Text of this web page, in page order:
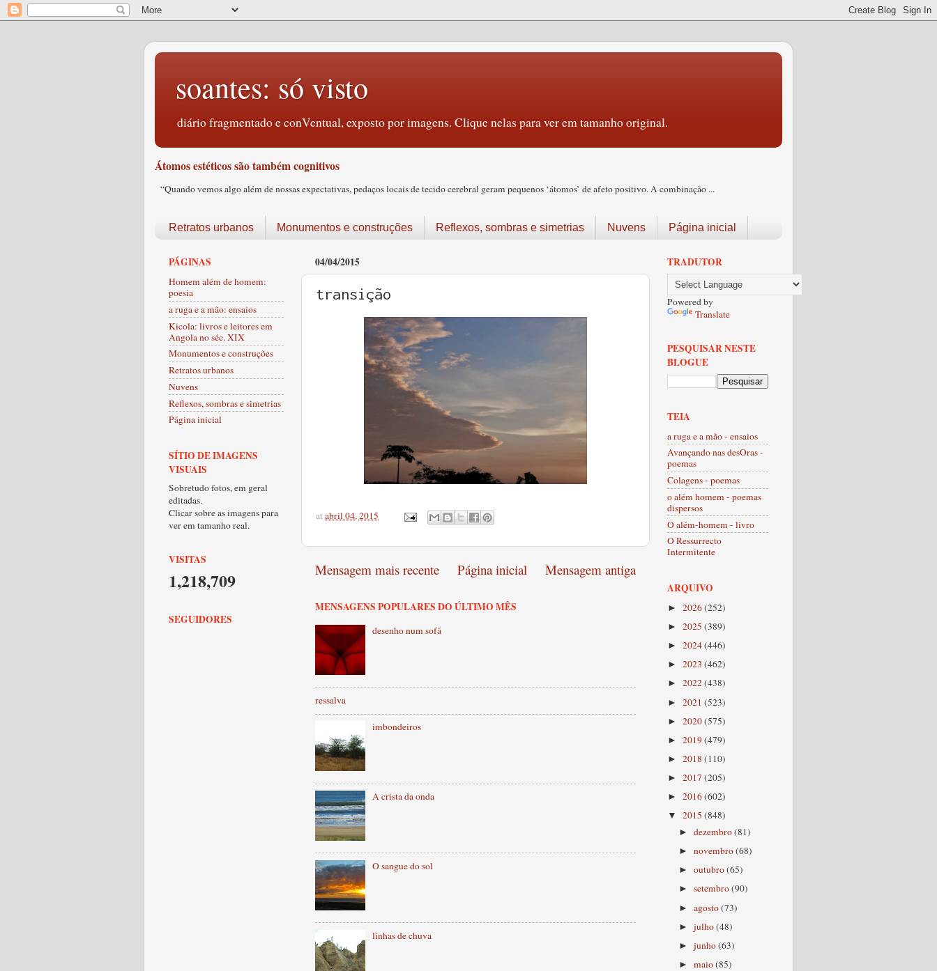
soantes: só visto
diário fragmentado e conVentual, exposto por imagens. Clique nelas para ver em tamanho original.
Átomos estéticos são também cognitivos
“Quando vemos algo além de nossas expectativas, pedaços locais de tecido cerebral geram pequenos ‘átomos’ de afeto positivo. A combinação ...
Retratos urbanos Monumentos e construções Reflexos, sombras e simetrias Nuvens Página inicial
04/04/2015
transição
atabril 04, 2015
Mensagem mais recente Mensagem antiga
Página inicial
MENSAGENS POPULARES DO ÚLTIMO MÊS
desenho num sofá
ressalva
imbondeiros
A crista da onda
O sangue do sol
linhas de chuva
PÁGINAS
Homem além de homem:
poesia
a ruga e a mão: ensaios
Kicola: livros e leitores em
Angola no séc. XIX
Monumentos e construções
Retratos urbanos
Nuvens
Reflexos, sombras e simetrias
Página inicial
SÍTIO DE IMAGENS
VISUAIS
Sobretudo fotos, em geral
editadas.
Clicar sobre as imagens para
ver em tamanho real.
VISITAS
1,218,709
SEGUIDORES
TRADUTOR
Powered by
Translate
PESQUISAR NESTE
BLOGUE
TEIA
a ruga e a mão - ensaios
Avançando nas desOras -
poemas
Colagens - poemas
o além homem - poemas
dispersos
O além-homem - livro
O Ressurrecto
Intermitente
ARQUIVO
► 2026(252)
► 2025 (389)
► 2024(446)
► 2023 (462)
► 2022(438)
► 2021 (523)
► 2020(575)
► 2019(479)
► 2018 (110)
► 2017 (205)
► 2016(602)
▼ 2015 (848)
►dezembro(81)
►novembro(68)
►outubro(65)
►setembro(90)
►agosto(73)
►julho(48)
►junho(63)
►maio(85)